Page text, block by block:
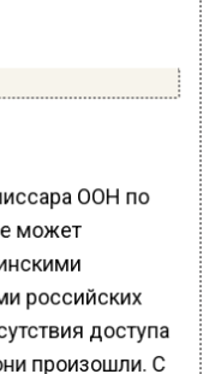
ООН по
может
российских
доступа
произошли. С